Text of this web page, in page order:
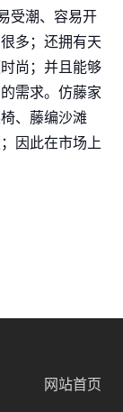
受潮、容易开
多；还拥有天
尚；并且能够
需求。仿藤家
、藤编沙滩
因此在市场上
网站首页